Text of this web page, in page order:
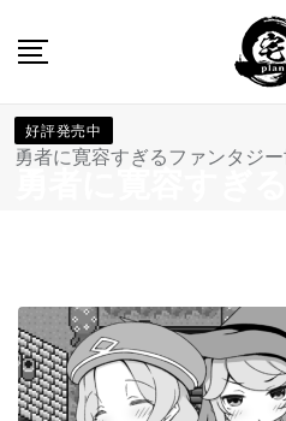
勇者に寛容すぎるファンタジー
好評発売中